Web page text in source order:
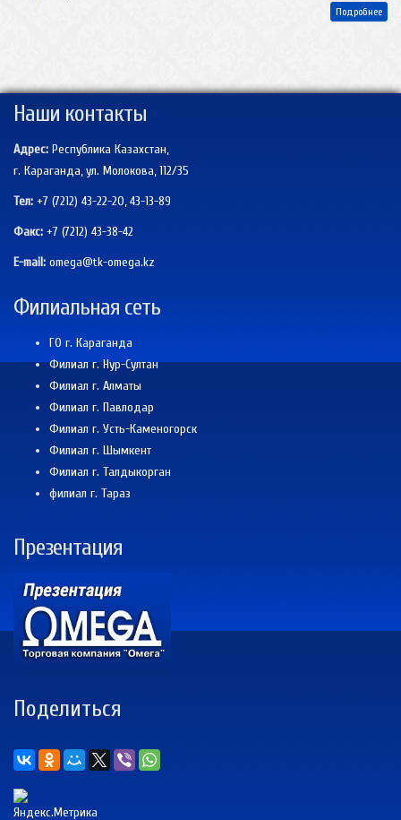
Подробнее
Наши контакты
Адрес: Республика Казахстан,
г. Караганда, ул. Молокова, 112/35
Тел: +7 (7212) 43-22-20, 43-13-89
Факс: +7 (7212) 43-38-42
E-mail: omega@tk-omega.kz
Филиальная сеть
ГО г. Караганда
Филиал г. Нур-Султан
Филиал г. Алматы
Филиал г. Павлодар
Филиал г. Усть-Каменогорск
Филиал г. Шымкент
Филиал г. Талдыкорган
филиал г. Тараз
Презентация
Поделиться